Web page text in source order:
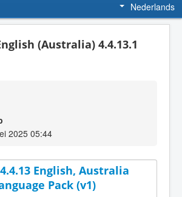
Nederlands
(Australia) 4.4.13.1
2025 05:44
English, Australia
Pack (v1)